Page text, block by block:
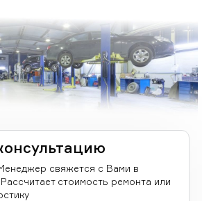
свяжется с Вами в
стоимость ремонта или